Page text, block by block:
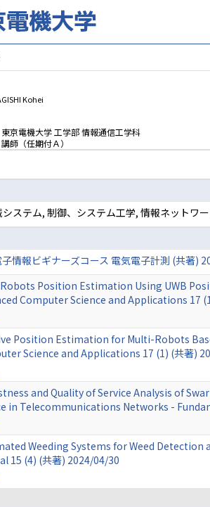
Kohei
東京電機大学 工学部 情報通信工学科
講師（任期付Ａ）
ステム, 制御、システム工学, 情報ネットワ
情報ビギナーズコース 電気電子計測 (共著)
Position Estimation Using UWB
Computer Science and Applications 17
Position Estimation for Multi-Robots
Science and Applications 17 (1) (共著)
and Quality of Service Analysis of
in Telecommunications Networks -
Weeding Systems for Weed Detection
15 (4) (共著) 2024/04/30